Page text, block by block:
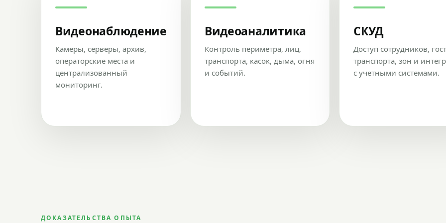
Видеонаблюдение
Камеры, серверы, архив,
операторские места и
централизованный
мониторинг.
Видеоаналитика
Контроль периметра, лиц,
транспорта, касок, дыма, огня
и событий.
СКУД
Доступ сотрудников,
транспорта, зон и
с учетными системами.
ДОКАЗАТЕЛЬСТВА ОПЫТА